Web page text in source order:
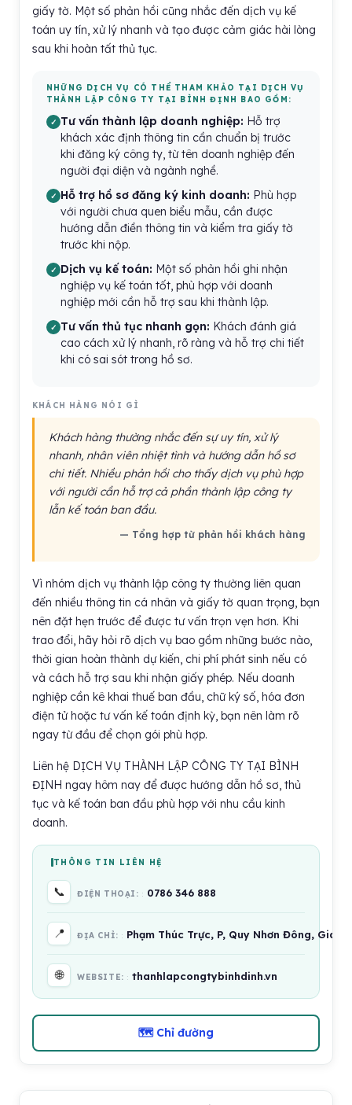
giấy tờ. Một số phản hồi cũng nhắc đến dịch vụ kế
toán uy tín, xử lý nhanh và tạo được cảm giác hài lòng
sau khi hoàn tất thủ tục.
NHỮNG DỊCH VỤ CÓ THỂ THAM KHẢO TẠI DỊCH VỤ
THÀNH LẬP CÔNG TY TẠI BÌNH ĐỊNH BAO GỒM:
Tư vấn thành lập doanh nghiệp: Hỗ trợ
khách xác định thông tin cần chuẩn bị trước
khi đăng ký công ty, từ tên doanh nghiệp đến
người đại diện và ngành nghề.
Hỗ trợ hồ sơ đăng ký kinh doanh: Phù hợp
với người chưa quen biểu mẫu, cần được
hướng dẫn điền thông tin và kiểm tra giấy tờ
trước khi nộp.
Dịch vụ kế toán: Một số phản hồi ghi nhận
nghiệp vụ kế toán tốt, phù hợp với doanh
nghiệp mới cần hỗ trợ sau khi thành lập.
Tư vấn thủ tục nhanh gọn: Khách đánh giá
cao cách xử lý nhanh, rõ ràng và hỗ trợ chi tiết
khi có sai sót trong hồ sơ.
KHÁCH HÀNG NÓI GÌ
Khách hàng thường nhắc đến sự uy tín, xử lý
nhanh, nhân viên nhiệt tình và hướng dẫn hồ sơ
chi tiết. Nhiều phản hồi cho thấy dịch vụ phù hợp
với người cần hỗ trợ cả phần thành lập công ty
lẫn kế toán ban đầu.
— Tổng hợp từ phản hồi khách hàng
Vì nhóm dịch vụ thành lập công ty thường liên quan
đến nhiều thông tin cá nhân và giấy tờ quan trọng, bạn
nên đặt hẹn trước để được tư vấn trọn vẹn hơn. Khi
trao đổi, hãy hỏi rõ dịch vụ bao gồm những bước nào,
thời gian hoàn thành dự kiến, chi phí phát sinh nếu có
và cách hỗ trợ sau khi nhận giấy phép. Nếu doanh
nghiệp cần kê khai thuế ban đầu, chữ ký số, hóa đơn
điện tử hoặc tư vấn kế toán định kỳ, bạn nên làm rõ
ngay từ đầu để chọn gói phù hợp.
Liên hệ DỊCH VỤ THÀNH LẬP CÔNG TY TẠI BÌNH
ĐỊNH ngay hôm nay để được hướng dẫn hồ sơ, thủ
tục và kế toán ban đầu phù hợp với nhu cầu kinh
doanh.
THÔNG TIN LIÊN HỆ
📞 ĐIỆN THOẠI: 0786 346 888
📍 ĐỊA CHỈ: Phạm Thúc Trực, P, Quy Nhơn Đông, Gia
🌐 WEBSITE: thanhlapcongtybinhdinh.vn
🗺 Chỉ đường